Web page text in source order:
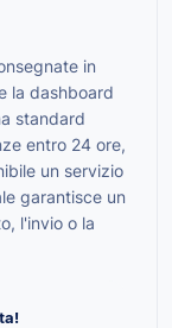
in
la dashboard
standard
entro 24 ore,
un servizio
garantisce un
l'invio o la